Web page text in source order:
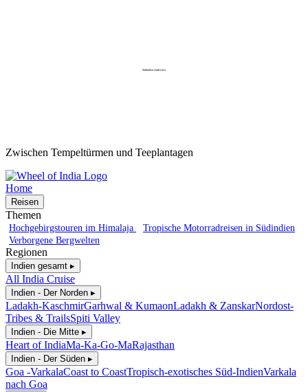
Südindien entdecken
Zwischen Tempeltürmen und Teeplantagen
Home
Reisen
Themen
Hochgebirgstouren im Himalaja
Tropische Motorradreisen in Südindien
Verborgene Bergwelten
Regionen
Indien gesamt ▸
All India Cruise
Indien - Der Norden ▸
Ladakh-KaschmirGarhwal & KumaonLadakh & ZanskarNordost-
Tribes & TrailsSpiti Valley
Indien - Die Mitte ▸
Heart of IndiaMa-Ka-Go-MaRajasthan
Indien - Der Süden ▸
Goa -VarkalaCoast to CoastTropisch-exotisches Süd-IndienVarkala
nach Goa